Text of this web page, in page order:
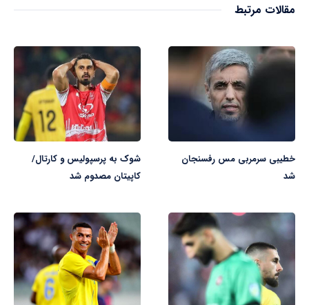
مقالات مرتبط
خطیبی سرمربی مس رفسنجان
شد
شوک به پرسپولیس و کارتال/
کاپیتان مصدوم شد